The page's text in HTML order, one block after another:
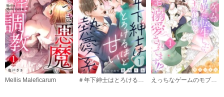
Mellis Maleficarum ＃年下紳士はとろけるほど甘い熱愛系～純なキミの初恋の続き～ えっちなゲームのモブ令嬢に転生したら、絶倫騎士隊長様からトンデモ溺愛されてます！？